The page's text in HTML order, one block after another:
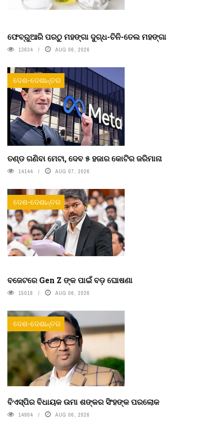
ଫେବ୍ରୁଆରି ପରଠୁ ମହଙ୍ଗା ଦୁଗ୍ଧ-ଚିନି-ତେଲ ମହଙ୍ଗା
13634 AUG 06, 2026
ଦେଶ-ଦେଶାନ୍ତର
ତଣ୍ଡ ଗଣିବା ମେଟା, ଦେବ ୫ ହଜାର କୋଟିର ଜରିମାନା
14144 AUG 07, 2026
ଦେଶ-ଦେଶାନ୍ତର
ବଜେଟରେ Gen Z ଙ୍କ ପାଇଁ ବଡ଼ ଘୋଷଣା
15018 AUG 06, 2026
ଦେଶ-ଦେଶାନ୍ତର
ବିଏସ୍‌ପିର ବିଧାୟକ ଉମା ଶଙ୍କର ସିଂହଙ୍କ ପରଲୋକ
14904 AUG 06, 2026